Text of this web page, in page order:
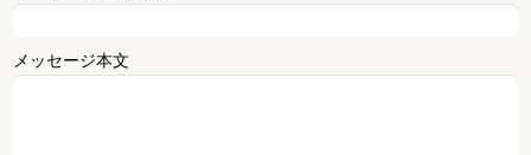
メッセージ本文